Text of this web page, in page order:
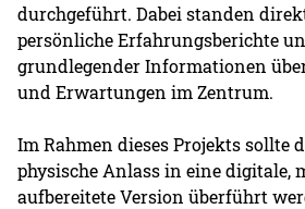
durchgeführt. Dabei standen
persönliche Erfahrungsberichte
grundlegender Informationen
und Erwartungen im Zentrum.
Im Rahmen dieses Projekts sollte
physische Anlass in eine digitale,
aufbereitete Version überführt